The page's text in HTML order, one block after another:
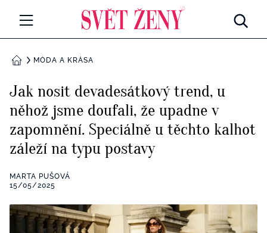
Všechny kategorie
Rozhovory
RETROHUBKY
PSYCHOLOGIE
Seberozvoj
ZDRAVÍ
Životní styl
ZÁBAVA
Všechny kategorie
DOMŮMÓDA A KRÁSA
Jak nosit devadesátkový trend, u
něhož jsme doufali, že upadne v
zapomnění. Speciálně u těchto kalhot
záleží na typu postavy
MARTA PUŠOVÁ
15/05/2025